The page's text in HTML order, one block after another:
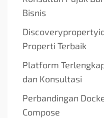
Bisnis
Properti Terbaik
Platform
dan Konsultasi
Perbandingan
Compose